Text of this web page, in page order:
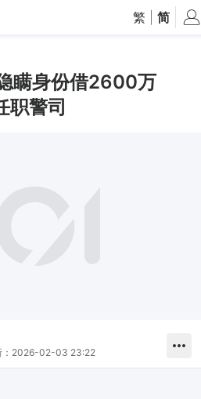
繁 简
瞒身份借2600万
职警司
2026-02-03 23:22